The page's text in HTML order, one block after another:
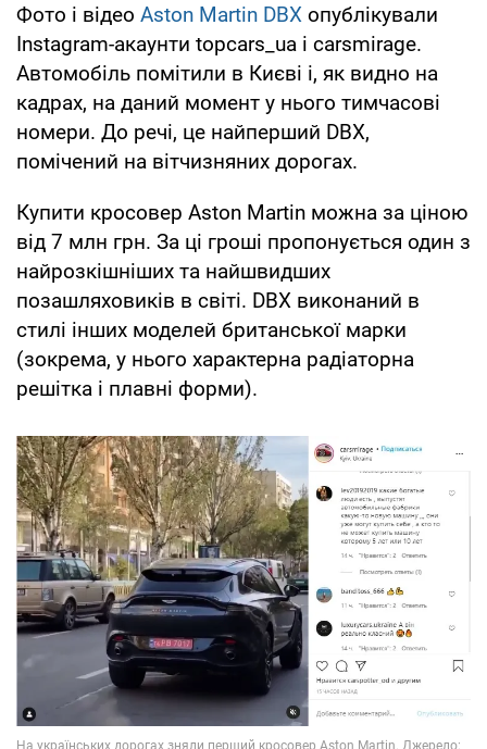
Фото і відео Aston Martin DBX опублікували
Instagram-акаунти topcars_ua і carsmirage.
Автомобіль помітили в Києві і, як видно на
кадрах, на даний момент у нього тимчасові
номери. До речі, це найперший DBX,
помічений на вітчизняних дорогах.
Купити кросовер Aston Martin можна за ціною
від 7 млн грн. За ці гроші пропонується один з
найрозкішніших та найшвидших
позашляховиків в світі. DBX виконаний в
стилі інших моделей британської марки
(зокрема, у нього характерна радіаторна
решітка і плавні форми).